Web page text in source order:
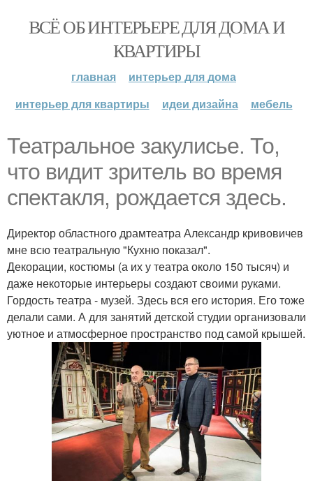
ВСЁ ОБ ИНТЕРЬЕРЕ ДЛЯ ДОМА И
КВАРТИРЫ
главная
интерьер для дома
интерьер для квартиры
идеи дизайна мебель
Театральное закулисье. То,
что видит зритель во время
спектакля, рождается здесь.
Директор областного драмтеатра Александр кривовичев
мне всю театральную "Кухню показал".
Декорации, костюмы (а их у театра около 150 тысяч) и
даже некоторые интерьеры создают своими руками.
Гордость театра - музей. Здесь вся его история. Его тоже
делали сами. А для занятий детской студии организовали
уютное и атмосферное пространство под самой крышей.